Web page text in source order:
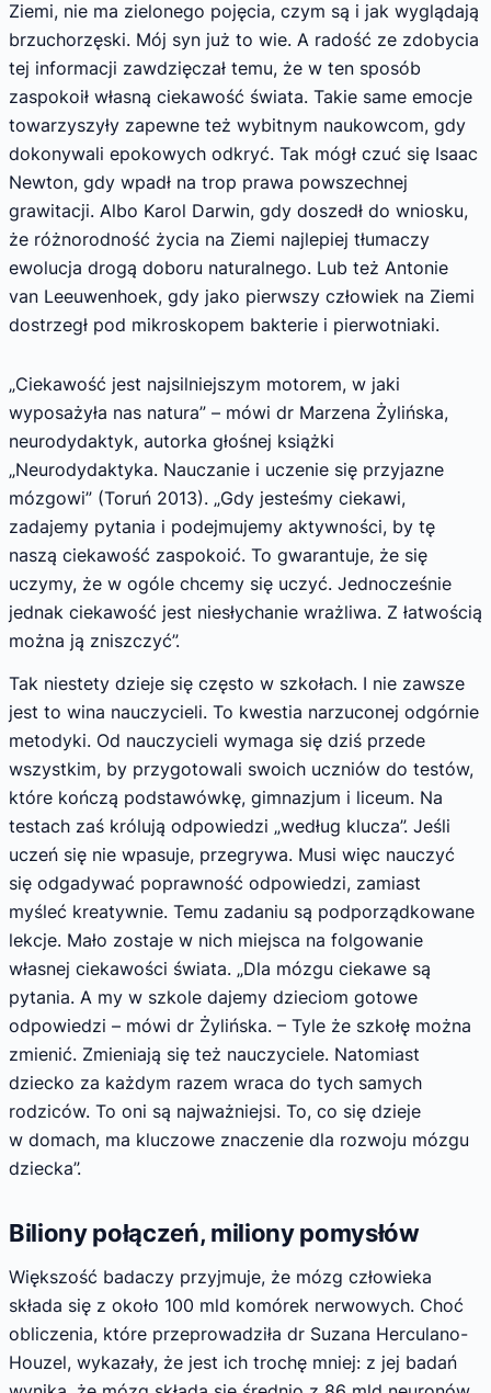
Ziemi, nie ma zielonego pojęcia, czym są i jak wyglądają
brzuchorzęski. Mój syn już to wie. A radość ze zdobycia
tej informacji zawdzięczał temu, że w ten sposób
zaspokoił własną ciekawość świata. Takie same emocje
towarzyszyły zapewne też wybitnym naukowcom, gdy
dokonywali epokowych odkryć. Tak mógł czuć się Isaac
Newton, gdy wpadł na trop prawa powszechnej
grawitacji. Albo Karol Darwin, gdy doszedł do wniosku,
że różnorodność życia na Ziemi najlepiej tłumaczy
ewolucja drogą doboru naturalnego. Lub też Antonie
van Leeuwenhoek, gdy jako pierwszy człowiek na Ziemi
dostrzegł pod mikroskopem bakterie i pierwotniaki.
„Ciekawość jest najsilniejszym motorem, w jaki
wyposażyła nas natura” – mówi dr Marzena Żylińska,
neurodydaktyk, autorka głośnej książki
„Neurodydaktyka. Nauczanie i uczenie się przyjazne
mózgowi” (Toruń 2013). „Gdy jesteśmy ciekawi,
zadajemy pytania i podejmujemy aktywności, by tę
naszą ciekawość zaspokoić. To gwarantuje, że się
uczymy, że w ogóle chcemy się uczyć. Jednocześnie
jednak ciekawość jest niesłychanie wrażliwa. Z łatwością
można ją zniszczyć”.
Tak niestety dzieje się często w szkołach. I nie zawsze
jest to wina nauczycieli. To kwestia narzuconej odgórnie
metodyki. Od nauczycieli wymaga się dziś przede
wszystkim, by przygotowali swoich uczniów do testów,
które kończą podstawówkę, gimnazjum i liceum. Na
testach zaś królują odpowiedzi „według klucza”. Jeśli
uczeń się nie wpasuje, przegrywa. Musi więc nauczyć
się odgadywać poprawność odpowiedzi, zamiast
myśleć kreatywnie. Temu zadaniu są podporządkowane
lekcje. Mało zostaje w nich miejsca na folgowanie
własnej ciekawości świata. „Dla mózgu ciekawe są
pytania. A my w szkole dajemy dzieciom gotowe
odpowiedzi – mówi dr Żylińska. – Tyle że szkołę można
zmienić. Zmieniają się też nauczyciele. Natomiast
dziecko za każdym razem wraca do tych samych
rodziców. To oni są najważniejsi. To, co się dzieje
w domach, ma kluczowe znaczenie dla rozwoju mózgu
dziecka”.
Biliony połączeń, miliony pomysłów
Większość badaczy przyjmuje, że mózg człowieka
składa się z około 100 mld komórek nerwowych. Choć
obliczenia, które przeprowadziła dr Suzana Herculano-
Houzel, wykazały, że jest ich trochę mniej: z jej badań